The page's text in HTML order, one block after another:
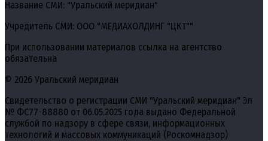
Название СМИ: "Уральский меридиан"
Учредитель СМИ: ООО "МЕДИАХОЛДИНГ "ЦКТ""
При использовании материалов ссылка на агентство
обязательна
© 2026 Уральский меридиан
Свидетельство о регистрации СМИ "Уральский меридиан" Эл
№ ФС77-88880 от 06.05.2025 года выдано Федеральной
службой по надзору в сфере связи, информационных
технологий и массовых коммуникаций (Роскомнадзор)